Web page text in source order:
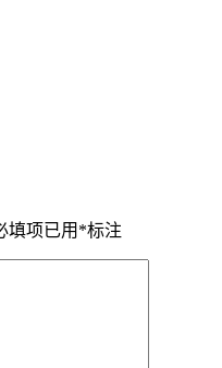
填项已用 *标注